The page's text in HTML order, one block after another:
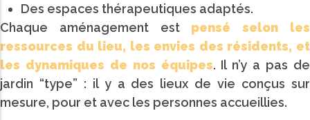
Des espaces thérapeutiques adaptés.
Chaque aménagement est pensé selon les
ressources du lieu, les envies des résidents, et
les dynamiques de nos équipes. Il n’y a pas de
jardin “type” : il y a des lieux de vie conçus sur
mesure, pour et avec les personnes accueillies.